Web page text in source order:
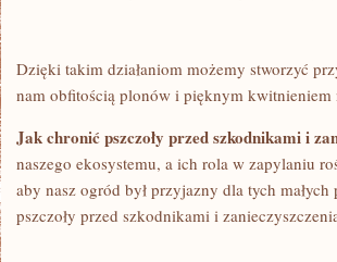
Dzięki takim działaniom możemy stworzyć
⁣nam obfitością plonów ​i⁣ pięknym kwitnieniem
Jak chronić pszczoły przed szkodnikami i
naszego ekosystemu, a ich rola w zapylaniu
aby nasz ogród był przyjazny ⁤dla tych‌
pszczoły przed szkodnikami i